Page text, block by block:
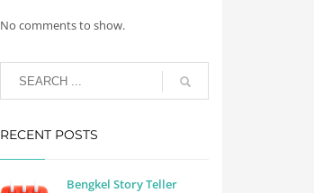
No comments to show.
RECENT POSTS
Bengkel Story Teller